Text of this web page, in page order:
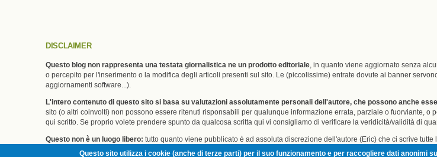
DISCLAIMER
Questo blog non rappresenta una testata giornalistica ne un prodotto editoriale , in quanto viene aggiornato senza
o percepito per l'inserimento o la modifica degli articoli presenti sul sito. Le (piccolissime) entrate dovute ai banner
aggiornamenti software...).
L'intero contenuto di questo sito si basa su valutazioni assolutamente personali dell'autore, che possono anche
sito (o altri coinvolti) non possono essere ritenuti risponsabili per qualunque informazione errata, parziale o fuorviante,
qui scritto. Se proprio volete prendere spunto da qualcosa scritta qui vi consigliamo di verificare la veridicità/validità di
Questo non è un luogo libero: tutto quanto viene pubblicato è ad assoluta discrezione dell'autore (Eric) che ci scrive
senza dover rendere conto di questo a nessuno. Se non vi va bene e/o volete scassare la minchia andate pure da
Questo sito utilizza i cookie (anche di terze parti) per il suo funzionamento e per raccogliere dati anonimi